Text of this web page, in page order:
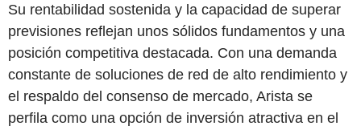
Su rentabilidad sostenida y la capacidad de superar
previsiones reflejan unos sólidos fundamentos y una
posición competitiva destacada. Con una demanda
constante de soluciones de red de alto rendimiento y
el respaldo del consenso de mercado, Arista se
perfila como una opción de inversión atractiva en el